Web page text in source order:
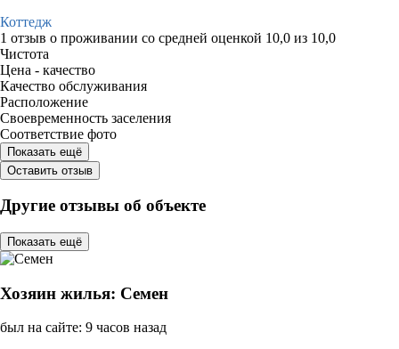
Коттедж
1 отзыв о проживании со средней оценкой 10,0 из 10,0
Чистота
Цена - качество
Качество обслуживания
Расположение
Своевременность заселения
Соответствие фото
Показать ещё
Оставить отзыв
Другие отзывы об объекте
Показать ещё
Хозяин жилья: Семен
был на сайте: 9 часов назад